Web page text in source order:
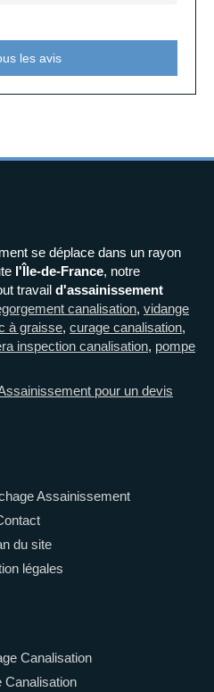
les avis
se déplace dans un rayon
l'Île-de-France, notre
travail d'assainissement
canalisation, vidange
à graisse, curage canalisation,
inspection canalisation, pompe
pour un devis
Assainissement
du site
légales
Canalisation
Canalisation